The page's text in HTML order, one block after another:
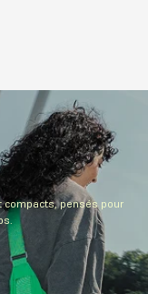
compacts, pensés pour